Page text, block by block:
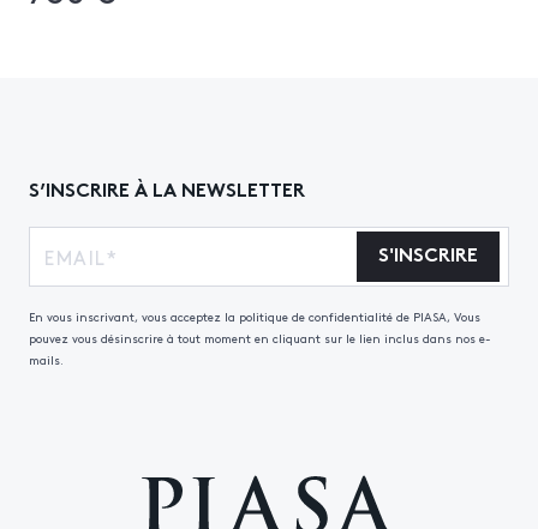
S’INSCRIRE À LA NEWSLETTER
S'INSCRIRE
En vous inscrivant, vous acceptez la politique de confidentialité de PIASA, Vous
pouvez vous désinscrire à tout moment en cliquant sur le lien inclus dans nos e-
mails.